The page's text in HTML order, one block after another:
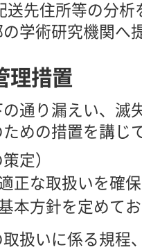
送先住所等の分
学術研究機関へ
理措置
通り漏えい、滅
めの措置を講じ
定）
正な取扱いを確
本方針を定めて
取扱いに係る規